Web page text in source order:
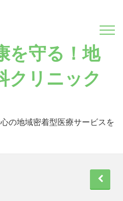
を守る！地
クリニック
の地域密着型医療サービスを